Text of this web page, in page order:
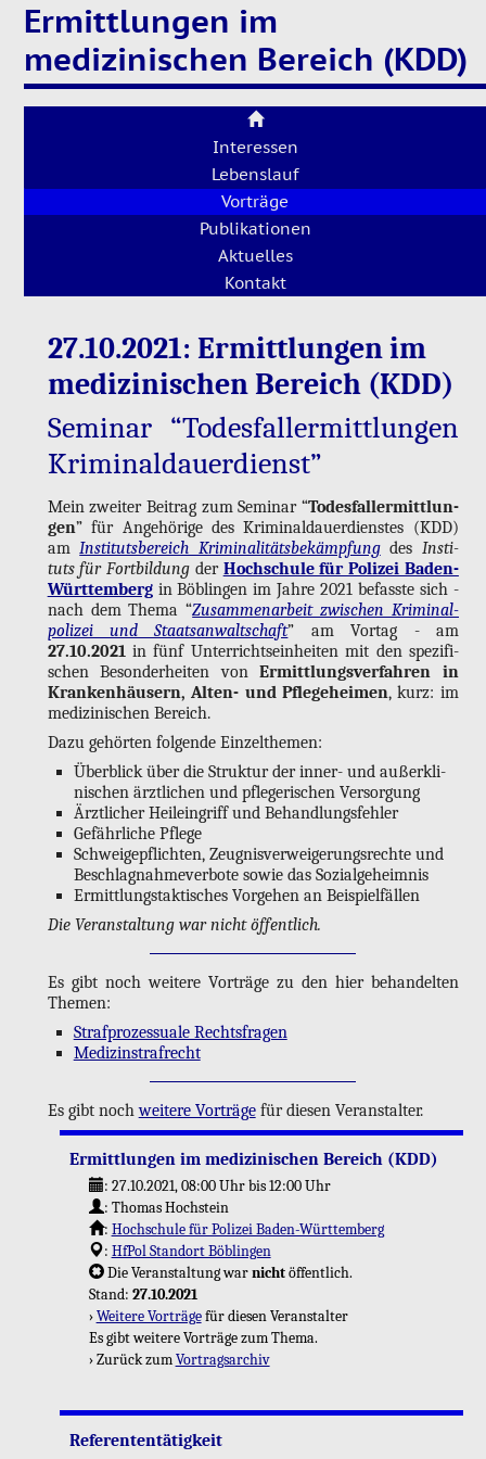
Ermittlungen im
medizinischen Bereich (KDD)
Interessen
Lebenslauf
Vorträge
Publikationen
Aktuelles
Kontakt
27.10.2021: Er­mitt­lun­gen im
me­di­zi­ni­schen Be­reich (KDD)
Se­mi­nar “To­des­fall­er­mitt­lun­gen
Kri­mi­nal­dau­er­dienst”
Mein zwei­ter Bei­trag zum Se­mi­nar “To­des­fall­er­mitt­lun­
gen” für An­ge­hö­ri­ge des Kri­mi­nal­dau­er­diens­tes (KDD)
amIn­sti­tuts­be­reich Kri­mi­na­li­täts­be­kämp­fungdes In­sti­
tuts für Fort­bil­dung der Hoch­schu­le für Po­li­zei Ba­den-
Würt­tem­bergin Böb­lin­gen im Jahre 2021 be­fass­te sich -
nach dem Thema “Zu­sam­men­ar­beit zwi­schen Kri­mi­nal­
po­li­zei und Staats­an­walt­schaft” am Vor­tag - am
27.10.2021in fünf Un­ter­richts­ein­hei­ten mit den spe­zi­fi­
schen Be­son­der­hei­ten vonEr­mitt­lungs­ver­fah­ren in
Kran­ken­häu­sern, Al­ten- und Pfle­ge­hei­men, kurz: im
me­di­zi­ni­schen Be­reich.
Dazu ge­hör­ten fol­gen­de Ein­zel­the­men:
Über­blick über die Struk­tur der in­ner- und au­ßer­kli­
ni­schen ärzt­li­chen und pfle­ge­ri­schen Ver­sor­gung
Ärzt­li­cher Heil­ein­griff und Be­hand­lungs­feh­ler
Ge­fähr­li­che Pfle­ge
Schwei­ge­pflich­ten, Zeug­nis­ver­wei­ge­rungs­rech­te und
Be­schlag­nah­me­ver­bo­te sowie das So­zi­al­ge­heim­nis
Er­mitt­lungs­tak­ti­sches Vor­ge­hen an Bei­spiel­fäl­len
Die Ver­an­stal­tung war nicht öf­fent­lich.
Es gibt noch wei­te­re Vor­trä­ge zu den hier be­han­del­ten
The­men:
Straf­pro­zes­sua­le Rechts­fra­gen
Me­di­zin­straf­recht
Es gibt nochwei­te­re Vor­trä­gefür die­sen Ver­an­stal­ter.
Er­mitt­lun­gen im me­di­zi­ni­schen Be­reich (KDD)
: 27.10.2021, 08:00 Uhr bis 12:00 Uhr
: Tho­mas Hoch­stein
: Hoch­schu­le für Po­li­zei Ba­den-Würt­tem­berg
: HfPol Stand­ort Böb­lin­gen
Die Ver­an­stal­tung war nichtöf­fent­lich.
Stand: 27.10.2021
› Wei­te­re Vor­trä­gefür die­sen Ver­an­stal­ter
Es gibt wei­te­re Vor­trä­ge zum Thema.
› Zu­rück zum Vor­trags­ar­chiv
Re­fe­ren­ten­tä­tig­keit